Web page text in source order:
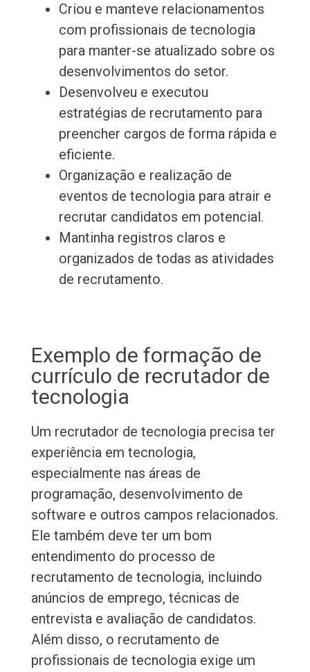
Criou e manteve relacionamentos
com profissionais de tecnologia
para manter-se atualizado sobre os
desenvolvimentos do setor.
Desenvolveu e executou
estratégias de recrutamento para
preencher cargos de forma rápida e
eficiente.
Organização e realização de
eventos de tecnologia para atrair e
recrutar candidatos em potencial.
Mantinha registros claros e
organizados de todas as atividades
de recrutamento.
Exemplo de formação de
currículo de recrutador de
tecnologia
Um recrutador de tecnologia precisa ter
experiência em tecnologia,
especialmente nas áreas de
programação, desenvolvimento de
software e outros campos relacionados.
Ele também deve ter um bom
entendimento do processo de
recrutamento de tecnologia, incluindo
anúncios de emprego, técnicas de
entrevista e avaliação de candidatos.
Além disso, o recrutamento de
profissionais de tecnologia exige um